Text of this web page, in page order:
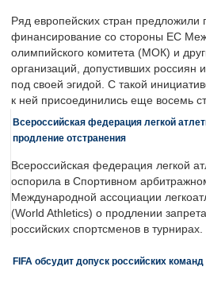
Ряд европейских стран предложили
финансирование со стороны ЕС
олимпийского комитета (МОК) и
организаций, допустивших россиян
под своей эгидой. С такой
к ней присоединились еще восемь
Всероссийская федерация легкой
продление отстранения
Всероссийская федерация легкой
оспорила в Спортивном
Международной ассоциации
(World Athletics) о продлении
российских спортсменов в турнирах.
FIFA обсудит допуск российских